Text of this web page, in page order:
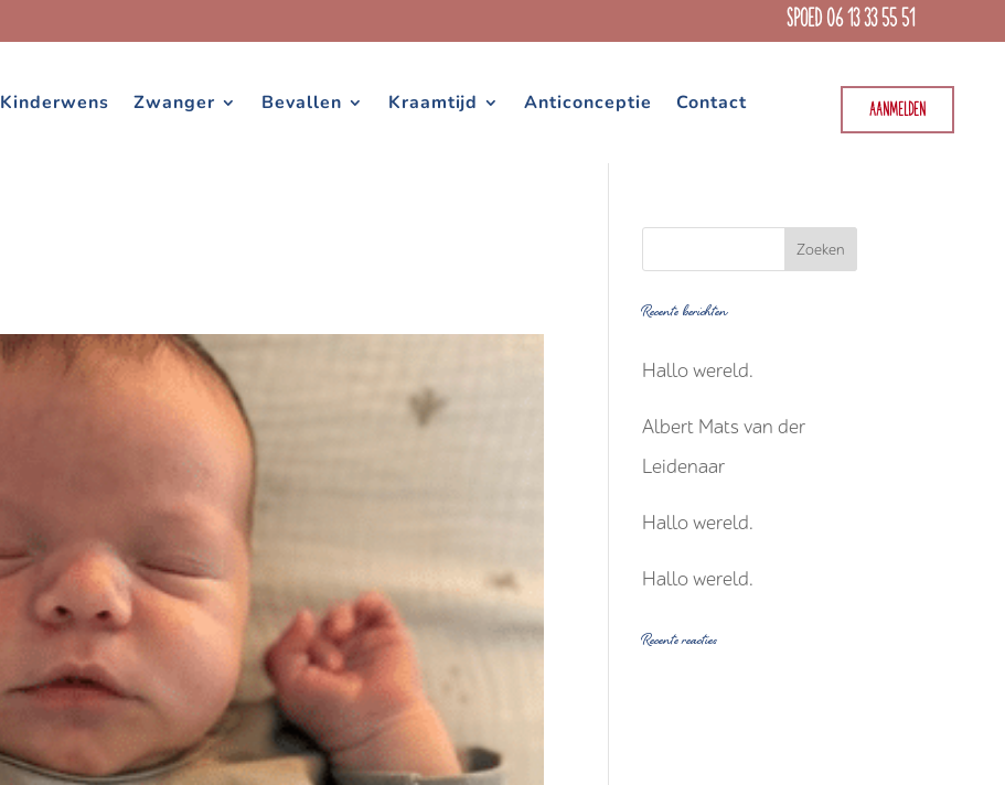
SPOED 06 13 33 55 51
Kinderwens Zwanger Bevallen Kraamtijd Anticonceptie Contact AANMELDEN
Recente berichten
Hallo wereld.
Albert Mats van der
Leidenaar
Hallo wereld.
Hallo wereld.
Recente reacties